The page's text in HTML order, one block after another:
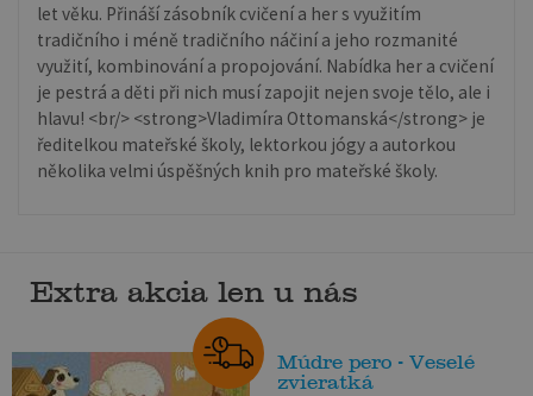
let věku. Přináší zásobník cvičení a her s využitím
tradičního i méně tradičního náčiní a jeho rozmanité
využití, kombinování a propojování. Nabídka her a cvičení
je pestrá a děti při nich musí zapojit nejen svoje tělo, ale i
hlavu! <br/> <strong>Vladimíra Ottomanská</strong> je
ředitelkou mateřské školy, lektorkou jógy a autorkou
několika velmi úspěšných knih pro mateřské školy.
Extra akcia len u nás
Múdre pero - Veselé
zvieratká